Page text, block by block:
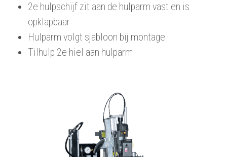
2e hulpschijf zit aan de hulparm vast en is
opklapbaar
Hulparm volgt sjabloon bij montage
Tilhulp 2e hiel aan hulparm